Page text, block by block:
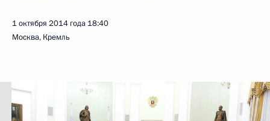
1 октября 2014 года 18:40
Москва, Кремль